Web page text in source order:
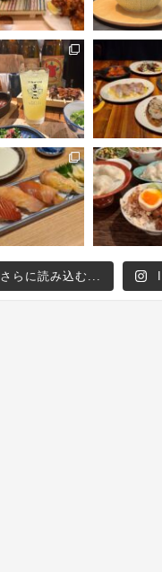
さらに読み込む...